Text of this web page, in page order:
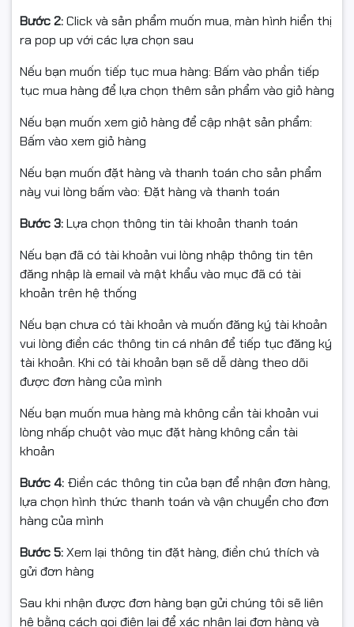
• Loại mực: Laser
• Màu mực: Đen (Black)
• Năng suất in: 2.700 trang A4 với độ phủ 5%
• Dùng hộp mực Star Ink giúp tiết kiệm đến 75% chi phí
• Bản in sắc nét, đậm màu, không lem, không vón cục
• Bảo hành: 1 đổi 1 trong 6 tháng hoặc đến khi hết mực
tại Hà Nội, hỗ trợ kỹ thuật tận nơi
• Sản phẩm: Mực in laser nguyên hộp Star Ink
• Hãng sản xuất: Star Ink
• Mã hộp mực: HP CE505A / CF280A
• Dùng cho máy in: HP LaserJet Pro P2030, P2035,
2050, P2055, P2055dn, P2055x, 400 M401a/d/n, 400
M425dn/dw
• Màu sắc: Đen (Black)
• Tiêu chuẩn chất lượng: Sản xuất theo tiêu chuẩn
OEM, đạt chứng nhận STMC, CE, REACH, ROHS, ISO
9001, ISO 14001
EU, Nhật Bản, Hàn Quốc, Canada, Australia, New
Zealand
• Bản in rõ nét, mực đậm, ổn định trong suốt quá trình
sử dụng
• Không lem mực, không gây hại trống từ hoặc bộ phận
trong máy
Bước 2:Click và sản phẩm muốn mua, màn hình hiển thị
ra pop up với các lựa chọn sau
Nếu bạn muốn tiếp tục mua hàng: Bấm vào phần tiếp
tục mua hàng để lựa chọn thêm sản phẩm vào giỏ hàng
Nếu bạn muốn xem giỏ hàng để cập nhật sản phẩm:
Bấm vào xem giỏ hàng
Nếu bạn muốn đặt hàng và thanh toán cho sản phẩm
này vui lòng bấm vào: Đặt hàng và thanh toán
Bước 3:Lựa chọn thông tin tài khoản thanh toán
Nếu bạn đã có tài khoản vui lòng nhập thông tin tên
đăng nhập là email và mật khẩu vào mục đã có tài
khoản trên hệ thống
Nếu bạn chưa có tài khoản và muốn đăng ký tài khoản
vui lòng điền các thông tin cá nhân để tiếp tục đăng ký
tài khoản. Khi có tài khoản bạn sẽ dễ dàng theo dõi
được đơn hàng của mình
Nếu bạn muốn mua hàng mà không cần tài khoản vui
lòng nhấp chuột vào mục đặt hàng không cần tài
khoản
Bước 4: Điền các thông tin của bạn để nhận đơn hàng,
lựa chọn hình thức thanh toán và vận chuyển cho đơn
hàng của mình
Bước 5:Xem lại thông tin đặt hàng, điền chú thích và
gửi đơn hàng
Sau khi nhận được đơn hàng bạn gửi chúng tôi sẽ liên
hệ bằng cách gọi điện lại để xác nhận lại đơn hàng và